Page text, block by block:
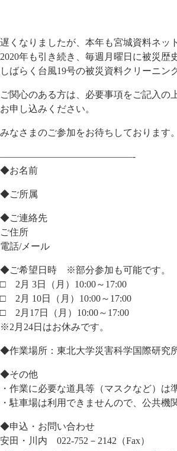
遅くなりましたが、本年も宮城資料ネッ
2020年も引き続き、毎週月曜日に被災
しばらく台風19号の被災資料クリーニン
ご関心のある方は、必要事項をご記入
お申し込みください。
みなさまのご参加をお待ちしております。
——————————————-
◆お名前
◆ご所属
◆ご連絡先
ご住所
電話/メール
◆ご希望日時 ※部分参加も可能です。
□ 2月 3日（月）10:00～17:00
□ 2月 10日（月）10:00～17:00
□ 2月17日（月）10:00～17:00
※2月24日はお休みです。
◆作業場所：東北大学災害科学国際研究
◆その他
・作業に必要な道具等（マスクなど）
・駐車場は利用できませんので、公共機
◆申込・お問い合わせ
安田・川内 022-752－2142（Fax）